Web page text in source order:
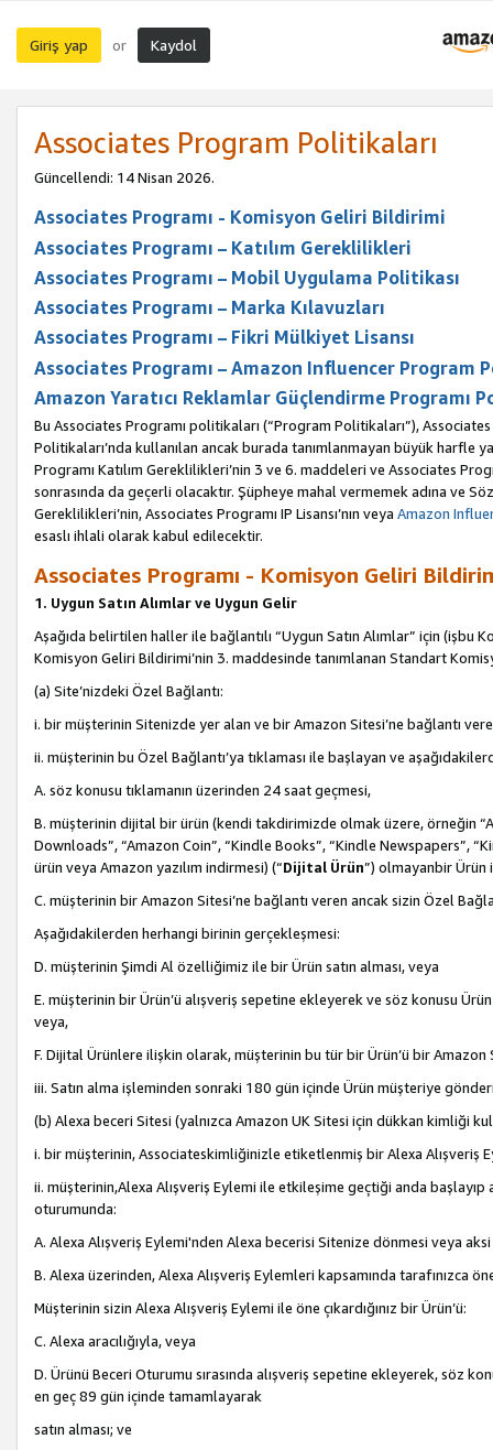
Giriş yap or Kaydol
Associates Program Politikaları
Güncellendi: 14 Nisan 2026.
Associates Programı - Komisyon Geliri Bildirimi
Associates Programı – Katılım Gereklilikleri
Associates Programı – Mobil Uygulama Politikası
Associates Programı – Marka Kılavuzları
Associates Programı – Fikri Mülkiyet Lisansı
Associates Programı – Amazon Influencer Program
Amazon Yaratıcı Reklamlar Güçlendirme Programı
Bu Associates Programı politikaları (“Program Politikaları”),
Politikaları’nda kullanılan ancak burada tanımlanmayan büyük harfle
Programı Katılım Gereklilikleri’nin 3 ve 6. maddeleri ve Associates
sonrasında da geçerli olacaktır. Şüpheye mahal vermemek adına ve
Gereklilikleri’nin, Associates Programı IP Lisansı’nın veya Amazon
esaslı ihlali olarak kabul edilecektir.
Associates Programı - Komisyon Geliri
1. Uygun Satın Alımlar ve Uygun Gelir
Aşağıda belirtilen haller ile bağlantılı “Uygun Satın Alımlar” için
Komisyon Geliri Bildirimi’nin 3. maddesinde tanımlanan Standart
(a) Site’nizdeki Özel Bağlantı:
i. bir müşterinin Sitenizde yer alan ve bir Amazon Sitesi’ne bağlantı
ii. müşterinin bu Özel Bağlantı’ya tıklaması ile başlayan ve
A. söz konusu tıklamanın üzerinden 24 saat geçmesi,
B. müşterinin dijital bir ürün (kendi takdirimizde olmak üzere, örneğin
Downloads”, “Amazon Coin”, “Kindle Books”, “Kindle Newspapers”,
ürün veya Amazon yazılım indirmesi) (“Dijital Ürün”) olmayanbir Ürün
C. müşterinin bir Amazon Sitesi’ne bağlantı veren ancak sizin Özel
Aşağıdakilerden herhangi birinin gerçekleşmesi:
D. müşterinin Şimdi Al özelliğimiz ile bir Ürün satın alması, veya
E. müşterinin bir Ürün’ü alışveriş sepetine ekleyerek ve söz konusu
veya,
F. Dijital Ürünlere ilişkin olarak, müşterinin bu tür bir Ürün’ü bir Amazon
iii. Satın alma işleminden sonraki 180 gün içinde Ürün müşteriye
(b) Alexa beceri Sitesi (yalnızca Amazon UK Sitesi için dükkan kimliği
i. bir müşterinin, Associateskimliğinizle etiketlenmiş bir Alexa Alışveriş
ii. müşterinin,Alexa Alışveriş Eylemi ile etkileşime geçtiği anda
oturumunda:
A. Alexa Alışveriş Eylemi'nden Alexa becerisi Sitenize dönmesi veya
B. Alexa üzerinden, Alexa Alışveriş Eylemleri kapsamında tarafınızca
Müşterinin sizin Alexa Alışveriş Eylemi ile öne çıkardığınız bir Ürün’ü:
C. Alexa aracılığıyla, veya
D. Ürünü Beceri Oturumu sırasında alışveriş sepetine ekleyerek, söz
en geç 89 gün içinde tamamlayarak
satın alması; ve